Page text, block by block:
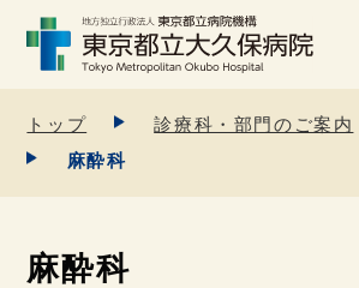
トップ 診療科・部門のご案内
麻酔科
麻酔科